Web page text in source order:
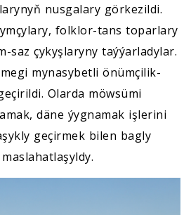
nusgalary görkezildi.
folklor-tans toparlary
saz çykyşlaryny taýýarladylar.
mynasybetli önümçilik-
Olarda möwsümi
däne ýygnamak işlerini
geçirmek bilen bagly